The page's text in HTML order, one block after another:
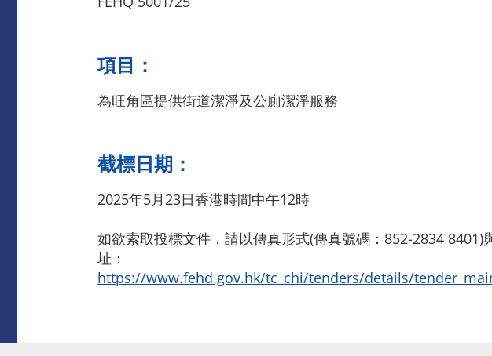
項目：
為旺角區提供街道潔淨及公廁潔淨服務
截標日期：
2025年5月23日香港時間中午12時
如欲索取投標文件，請以傳真形式(傳真號碼：852-2834
址：
https://www.fehd.gov.hk/tc_chi/tenders/details/